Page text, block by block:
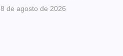
8 de agosto de 2026